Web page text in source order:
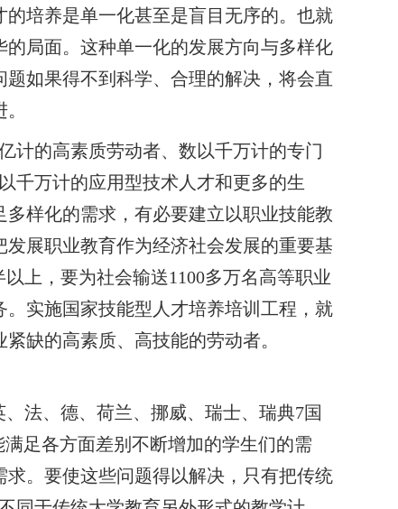
培养是单一化甚至是盲目无序的。也就
局面。这种单一化的发展方向与多样化
如果得不到科学、合理的解决，将会直
计的高素质劳动者、数以千万计的专门
千万计的应用型技术人才和更多的生
样化的需求，有必要建立以职业技能教
展职业教育作为经济社会发展的重要基
上，要为社会输送1100多万名高等职业
实施国家技能型人才培养培训工程，就
缺的高素质、高技能的劳动者。
法、德、荷兰、挪威、瑞士、瑞典7国
足各方面差别不断增加的学生们的需
。要使这些问题得以解决，只有把传统